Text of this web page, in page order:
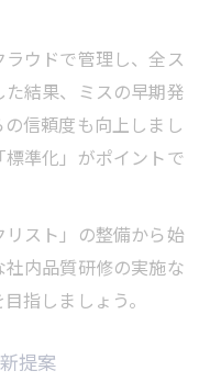
ウドで管理し、全ス
結果、ミスの早期発
信頼度も向上しまし
準化」がポイントで
スト」の整備から始
内品質研修の実施な
指しましょう。
提案